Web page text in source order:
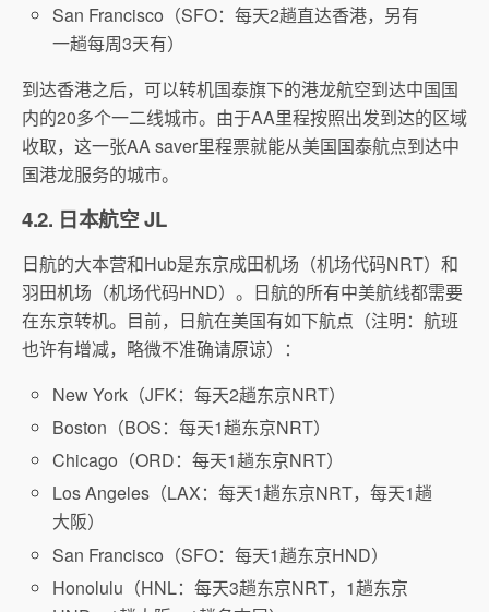
San Francisco（SFO：每天2趟直达香港，另有
一趟每周3天有）
到达香港之后，可以转机国泰旗下的港龙航空到达中国国
内的20多个一二线城市。由于AA里程按照出发到达的区域
收取，这一张AA saver里程票就能从美国国泰航点到达中
国港龙服务的城市。
4.2. 日本航空 JL
日航的大本营和Hub是东京成田机场（机场代码NRT）和
羽田机场（机场代码HND）。日航的所有中美航线都需要
在东京转机。目前，日航在美国有如下航点（注明：航班
也许有增减，略微不准确请原谅）：
New York（JFK：每天2趟东京NRT）
Boston（BOS：每天1趟东京NRT）
Chicago（ORD：每天1趟东京NRT）
Los Angeles（LAX：每天1趟东京NRT，每天1趟
大阪）
San Francisco（SFO：每天1趟东京HND）
Honolulu（HNL：每天3趟东京NRT，1趟东京